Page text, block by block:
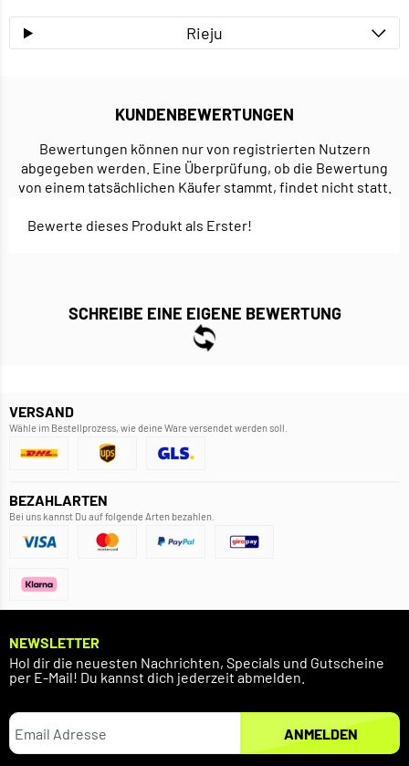
Rieju
KUNDENBEWERTUNGEN
Bewertungen können nur von registrierten Nutzern
abgegeben werden. Eine Überprüfung, ob die Bewertung
von einem tatsächlichen Käufer stammt, findet nicht statt.
Bewerte dieses Produkt als Erster!
SCHREIBE EINE EIGENE BEWERTUNG
VERSAND
Wähle im Bestellprozess, wie deine Ware versendet werden soll.
BEZAHLARTEN
Bei uns kannst Du auf folgende Arten bezahlen.
NEWSLETTER
Hol dir die neuesten Nachrichten, Specials und Gutscheine
per E-Mail! Du kannst dich jederzeit abmelden.
ANMELDEN